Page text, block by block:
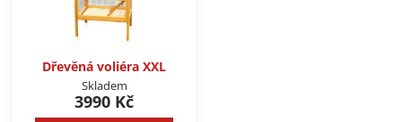
Dřevěná voliéra XXL
Skladem
3990 Kč